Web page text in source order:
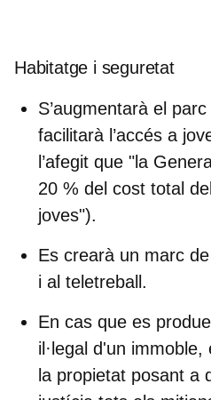
Habitatge i seguretat
S’augmentarà el
facilitarà l’accés a
l’afegit que "la
20 % del cost total
joves").
Es crearà un marc
i al teletreball.
En cas que es
il·legal d'un
la propietat posant a